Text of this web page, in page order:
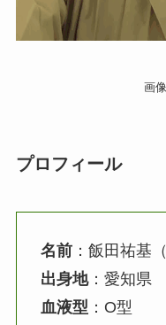
画
プロフィール
名前：飯田祐基
出身地：愛知県
血液型 ：O型